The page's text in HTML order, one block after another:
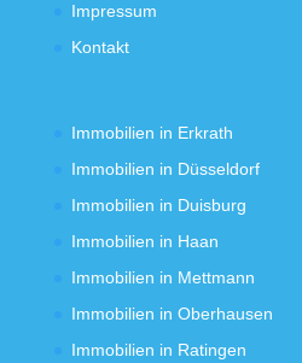
Impressum
Kontakt
Immobilien in Erkrath
Immobilien in Düsseldorf
Immobilien in Duisburg
Immobilien in Haan
Immobilien in Mettmann
Immobilien in Oberhausen
Immobilien in Ratingen